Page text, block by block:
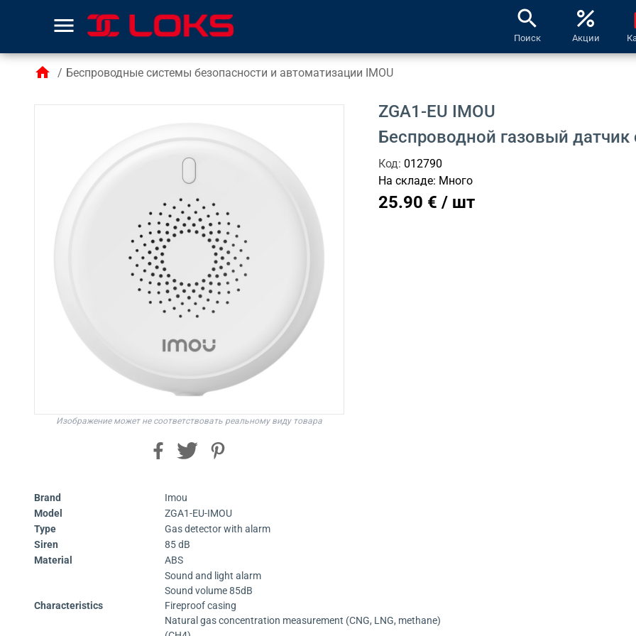
menu search
Поиск
percent
Акции
home / Беспроводные системы безопасности и автоматизации IMOU
Изображение может не соответствовать реальному виду товара
ZGA1-EU IMOU
Беспроводной газовый датчик
Код: 012790
На складе: Много
25.90 € / шт
Brand
Imou
Model
ZGA1-EU-IMOU
Type
Gas detector with alarm
Siren
85 dB
Material
ABS
Characteristics
Sound and light alarm
Sound volume 85dB
Fireproof casing
Natural gas concentration measurement (CNG, LNG, methane)